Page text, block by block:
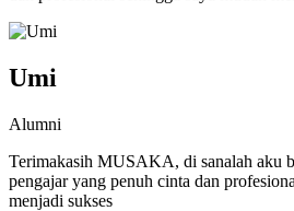
Umi
Alumni
Terimakasih MUSAKA, di sanalah aku
pengajar yang penuh cinta dan
menjadi sukses